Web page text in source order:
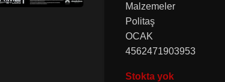
Malzemeler
Politaş
OCAK
4562471903953
Stokta yok